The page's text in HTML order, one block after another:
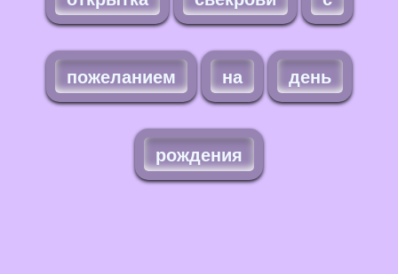
пожеланием на день
рождения